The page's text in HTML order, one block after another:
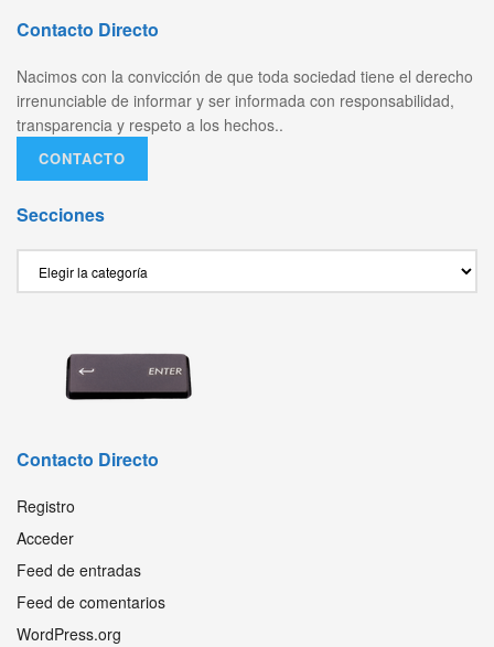
Contacto Directo
Nacimos con la convicción de que toda sociedad tiene el derecho
irrenunciable de informar y ser informada con responsabilidad,
transparencia y respeto a los hechos..
CONTACTO
Secciones
Contacto Directo
Registro
Acceder
Feed de entradas
Feed de comentarios
WordPress.org